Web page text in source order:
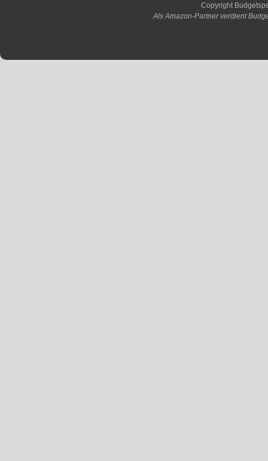
Copyright
Als Amazon-Partner verdient